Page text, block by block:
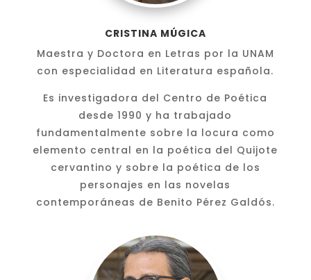
CRISTINA MÚGICA
Maestra y Doctora en Letras por la UNAM
con especialidad en Literatura española.
Es investigadora del Centro de Poética
desde 1990 y ha trabajado
fundamentalmente sobre la locura como
elemento central en la poética del Quijote
cervantino y sobre la poética de los
personajes en las novelas
contemporáneas de Benito Pérez Galdós.